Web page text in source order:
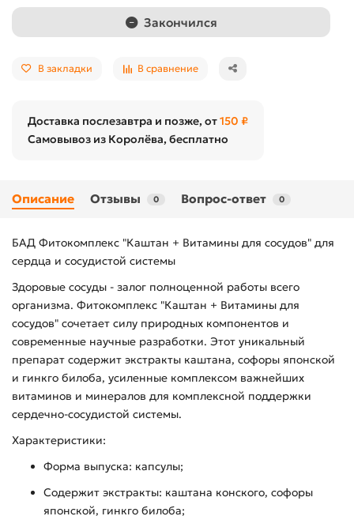
Закончился
В закладки В сравнение
Доставка послезавтра и позже, от150 ₽
Самовывоз из Королёва, бесплатно
Описание Отзывы 0 Вопрос-ответ 0
БАД Фитокомплекс "Каштан + Витамины для сосудов" для
сердца и сосудистой системы
Здоровые сосуды - залог полноценной работы всего
организма. Фитокомплекс "Каштан + Витамины для
сосудов" сочетает силу природных компонентов и
современные научные разработки. Этот уникальный
препарат содержит экстракты каштана, софоры японской
и гинкго билоба, усиленные комплексом важнейших
витаминов и минералов для комплексной поддержки
сердечно-сосудистой системы.
Характеристики:
Форма выпуска: капсулы;
Содержит экстракты: каштана конского, софоры
японской, гинкго билоба;